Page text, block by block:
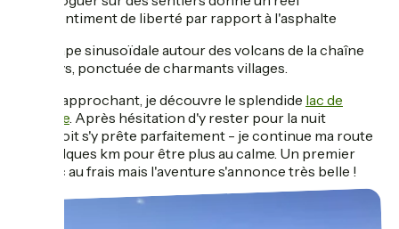
sentiment de liberté par rapport à l'asphalte
Une étape sinusoïdale autour des volcans de la chaîne
des Puys, ponctuée de charmants villages.
Le soir approchant, je découvre le splendide lac de
Servière. Après hésitation d'y rester pour la nuit
- l'endroit s'y prête parfaitement - je continue ma route
sur quelques km pour être plus au calme. Un premier
bivouac au frais mais l'aventure s'annonce très belle !